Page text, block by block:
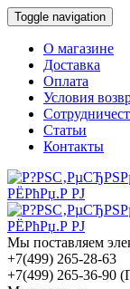
Toggle navigation
О магазине
Доставка
Оплата
Условия
Статьи
Контакты
Мы поставляем
+7(499) 265-28-63
+7(499) 265-36-90